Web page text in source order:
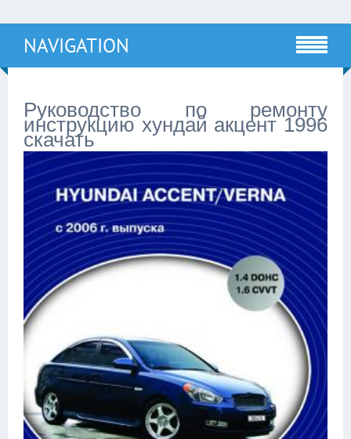
NAVIGATION
Руководство по ремонту
инструкцию хундай акцент 1996
скачать